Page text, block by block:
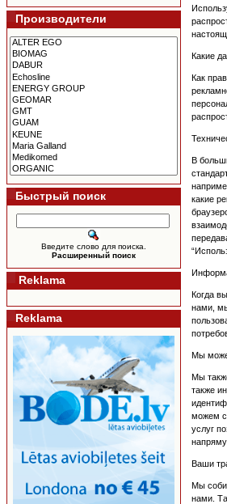
Производители
Быстрый поиск
Введите слово для поиска.
Расширенный поиск
Reklama
Reklama
Какие
Как
В
какие
Когда
нами,
Мы
Мы
также
можем с
услуг
Ваши
Мы
нами.